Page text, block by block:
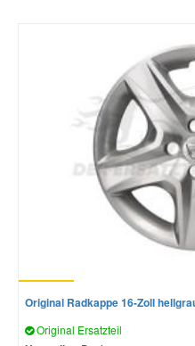
Original Radkappe 16-Zoll
Original Ersatzteil